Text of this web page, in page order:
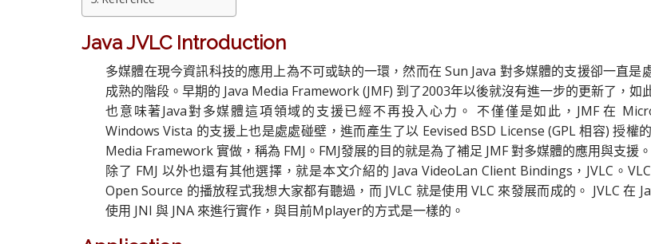
Java JVLC Introduction
多媒體在現今資訊科技的應用上為不可或缺的一環，然而在 Sun Java 對多媒體的支援卻一直是
成熟的階段。早期的 Java Media Framework (JMF) 到了2003年以後就沒有進一步的更新了，如
也意味著Java對多媒體這項領域的支援已經不再投入心力。 不僅僅是如此，JMF 在
Windows Vista 的支援上也是處處碰壁，進而產生了以 Eevised BSD License (GPL 相容) 授權
Media Framework 實做，稱為 FMJ。FMJ發展的目的就是為了補足 JMF 對多媒體的應用與支援
除了 FMJ 以外也還有其他選擇，就是本文介紹的 Java VideoLan Client Bindings，JVLC。
Open Source 的播放程式我想大家都有聽過，而 JVLC 就是使用 VLC 來發展而成的。 JVLC 在
使用 JNI 與 JNA 來進行實作，與目前Mplayer的方式是一樣的。